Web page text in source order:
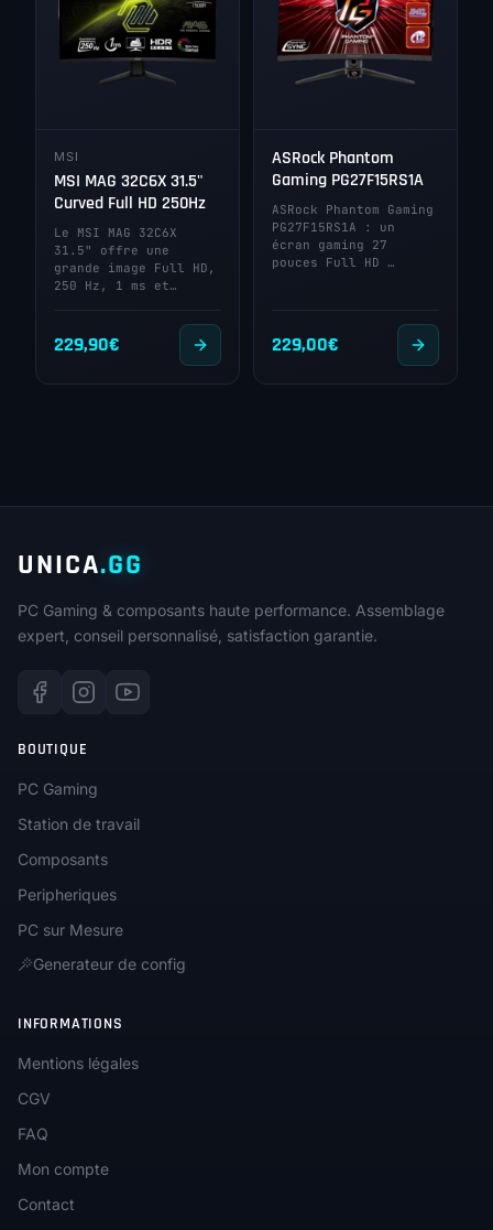
MSI
MSI MAG 32C6X 31.5"
Curved Full HD 250Hz
Le MSI MAG 32C6X
31.5" offre une
grande image Full HD,
250 Hz, 1 ms et…
229,90€
ASRock Phantom
Gaming PG27F15RS1A
ASRock Phantom Gaming
PG27F15RS1A : un
écran gaming 27
pouces Full HD …
229,00€
UNICA.GG
PC Gaming & composants haute performance. Assemblage
expert, conseil personnalisé, satisfaction garantie.
BOUTIQUE
PC Gaming
Station de travail
Composants
Peripheriques
PC sur Mesure
Generateur de config
INFORMATIONS
Mentions légales
CGV
FAQ
Mon compte
Contact